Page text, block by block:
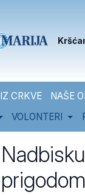
CRKVE NAŠE
VOLONTERI